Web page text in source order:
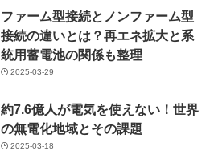
ファーム型接続とノンファーム型
接続の違いとは？再エネ拡大と系
統用蓄電池の関係も整理
2025-03-29
約7.6億人が電気を使えない！世界
の無電化地域とその課題
2025-03-18